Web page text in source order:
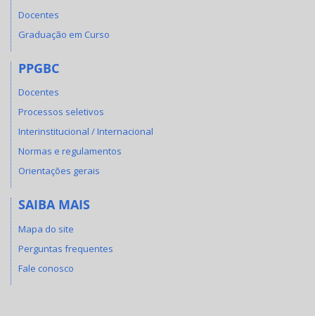
Docentes
Graduação em Curso
PPGBC
Docentes
Processos seletivos
Interinstitucional / Internacional
Normas e regulamentos
Orientações gerais
SAIBA MAIS
Mapa do site
Perguntas frequentes
Fale conosco